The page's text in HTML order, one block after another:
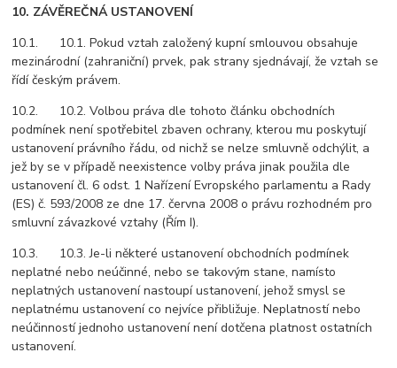
10. ZÁVĚREČNÁ USTANOVENÍ
10.1. 10.1. Pokud vztah založený kupní smlouvou obsahuje
mezinárodní (zahraniční) prvek, pak strany sjednávají, že vztah se
řídí českým právem.
10.2. 10.2. Volbou práva dle tohoto článku obchodních
podmínek není spotřebitel zbaven ochrany, kterou mu poskytují
ustanovení právního řádu, od nichž se nelze smluvně odchýlit, a
jež by se v případě neexistence volby práva jinak použila dle
ustanovení čl. 6 odst. 1 Nařízení Evropského parlamentu a Rady
(ES) č. 593/2008 ze dne 17. června 2008 o právu rozhodném pro
smluvní závazkové vztahy (Řím I).
10.3. 10.3. Je-li některé ustanovení obchodních podmínek
neplatné nebo neúčinné, nebo se takovým stane, namísto
neplatných ustanovení nastoupí ustanovení, jehož smysl se
neplatnému ustanovení co nejvíce přibližuje. Neplatností nebo
neúčinností jednoho ustanovení není dotčena platnost ostatních
ustanovení.